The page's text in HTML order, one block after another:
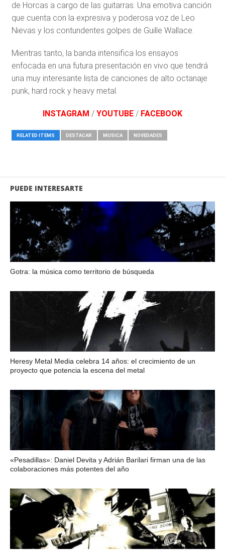
de Horcas a cargo de las guitarras. Una emotiva canción
que cuenta con la expresiva y poderosa voz de Leo
Nievas y los contundentes golpes de Guille Wallace.
Mientras tanto, la banda intensifica los ensayos
enfocada en una futura presentación en vivo que tendrá
una muy interesante lista de canciones de alto octanaje
punk, hard rock y heavy metal.
INSTAGRAM / YOUTUBE/ FACEBOOK
RELATED ITEMS DESTACAR MUSICA NOVEDADES
PUEDE INTERESARTE
Gotra: la música como territorio de búsqueda
Heresy Metal Media celebra 14 años: el crecimiento de un
proyecto que potencia la escena del metal
«Pesadillas»: Daniel Devita y Adrián Barilari firman una de las
colaboraciones más potentes del año